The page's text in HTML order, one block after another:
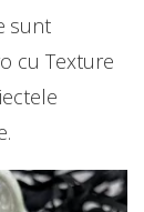
sunt
cu Texture